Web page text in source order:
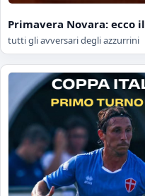
Primavera Novara: ecco
tutti gli avversari degli azzurrini